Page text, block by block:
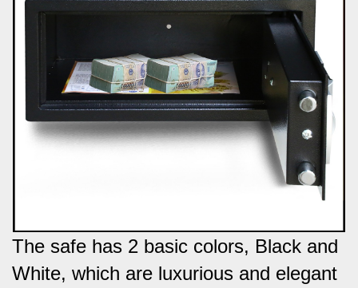
The safe has 2 basic colors, Black and
White, which are luxurious and elegant